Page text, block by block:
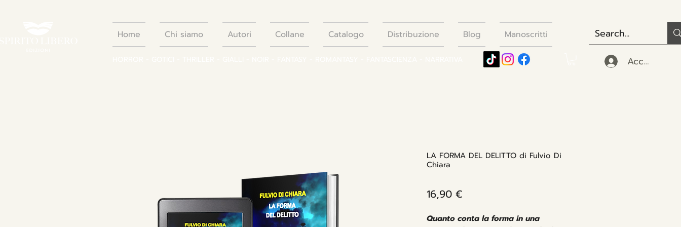
Home Chi siamo Autori Collane Catalogo Distribuzione Blog Manoscritti
Accedi
LA FORMA DEL DELITTO di Fulvio Di
Chiara
16,90 €
Quanto conta la forma in una